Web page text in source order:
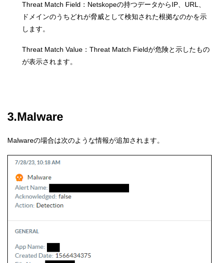
Threat Match Field：Netskopeの持つデータからIP、URL、
ドメインのうちどれが脅威として検知された根拠なのかを示
します。
Threat Match Value：Threat Match Fieldが危険と示したもの
が表示されます。
3.Malware
Malwareの場合は次のような情報が追加されます。